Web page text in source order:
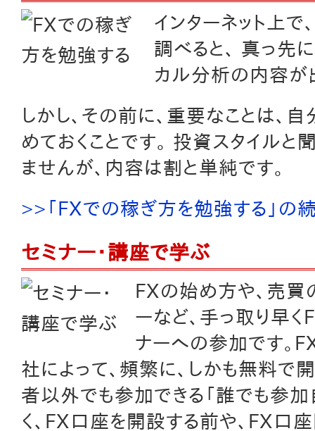
インターネット上で
調べると、 真っ先
カル分析の内容が
しかし、その前に、重要なことは、
めておくことです。 投資スタイルと
ませんが、内容は割と単純です。
>>「FXでの稼ぎ方を勉強する」の
セミナー・講座で学ぶ
FXの始め方や、売買
ーなど、手っ取り早
ナーへの参加です。
社によって、頻繁に、しかも無料で
者以外でも参加できる「誰でも参
く、FX口座を開設する前や、FX口